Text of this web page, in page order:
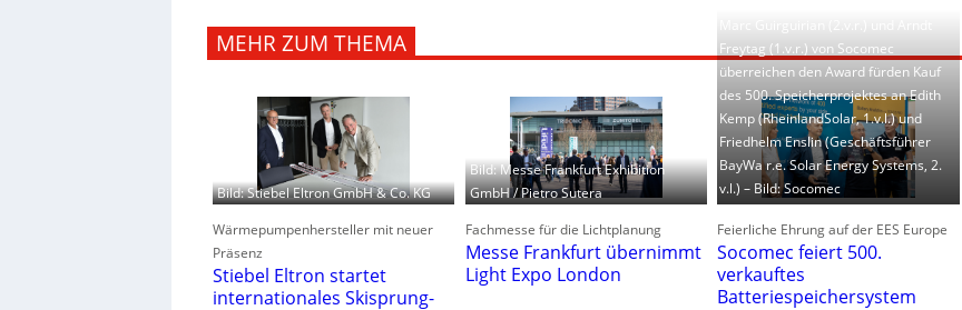
MEHR ZUM THEMA
Bild: Stiebel Eltron GmbH & Co. KG
Wärmepumpenhersteller mit neuer
Präsenz
Stiebel Eltron startet
internationales Skisprung-
Bild: Messe Frankfurt Exhibition
GmbH / Pietro Sutera
Fachmesse für die Lichtplanung
Messe Frankfurt übernimmt
Light Expo London
Freytag (1.v.r.) von Socomec
überreichen den Award fürden Kauf
des 500. Speicherprojektes an Edith
Kemp (RheinlandSolar, 1.v.l.) und
Friedhelm Enslin (Geschäftsführer
BayWa r.e. Solar Energy Systems, 2.
v.l.) – Bild: Socomec
Feierliche Ehrung auf der EES Europe
Socomec feiert 500.
verkauftes
Batteriespeichersystem